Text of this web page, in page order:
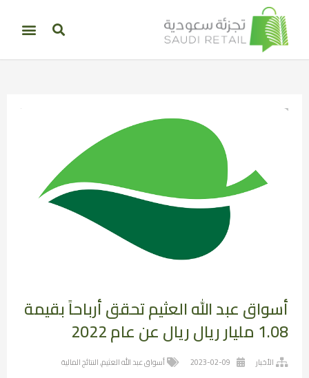
أسواق عبد الله العثيم تحقق أرباحاً بقيمة
1.08 مليار ريال ريال عن عام 2022
الأخبار 2023-02-09 أسواق عبد الله العثيم,النتائج المالية